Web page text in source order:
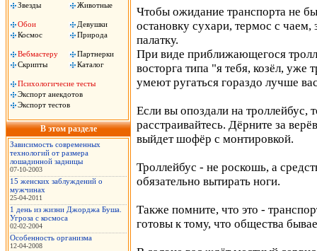
Звезды
Животные
Обои
Девушки
Космос
Природа
Вебмастеру
Партнерки
Скрипты
Каталог
Психологичесие тесты
Экспорт анекдотов
Экспорт тестов
В этом разделе
Зависимость современных
технологий от размера
лошадинной задницы
07-10-2003
15 женских заблуждений о
мужчинах
25-04-2011
1 день из жизни Джорджа Буша.
Угроза с космоса
02-02-2004
Особенность организма
12-04-2008
Чтобы ожидание транспорта не
остановку сухари, термос с
палатку.
При виде приближающегося
восторга типа "я тебя, козёл,
умеют ругаться гораздо лучше
Если вы опоздали на троллейбус,
расстраивайтесь. Дёрните за
выйдет шофёр с монтировкой.
Троллейбус - не роскошь, а
обязательно вытирать ноги.
Также помните, что это -
готовы к тому, что общества